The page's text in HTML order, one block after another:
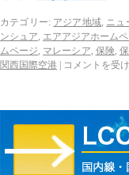
カテゴリー: アジア地域, ニュ
ンシュア, エアアジアホーム
ムページ, マレーシア, 保険,
関西国際空港
コメントを受